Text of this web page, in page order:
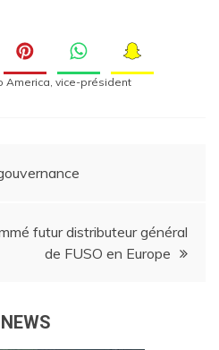
America vice-président
futur distributeur général
de FUSO en Europe